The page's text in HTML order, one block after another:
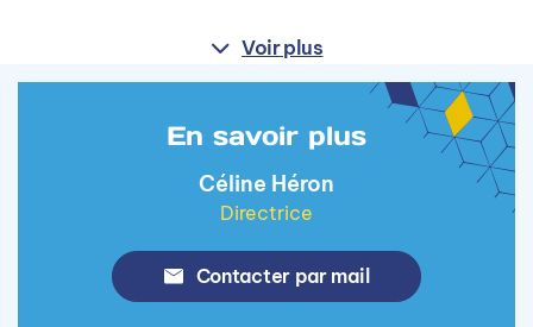
Voir plus
En savoir plus
Céline Héron
Directrice
Contacter par mail